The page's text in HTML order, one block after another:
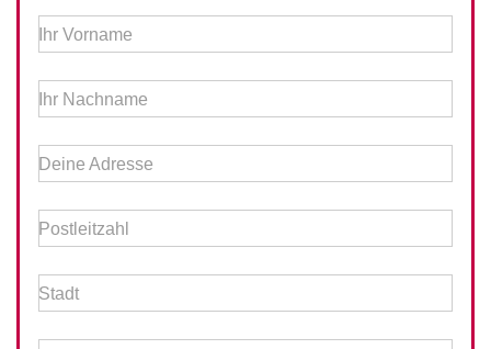
Ihr Vorname
Ihr Nachname
Deine Adresse
Postleitzahl
Stadt